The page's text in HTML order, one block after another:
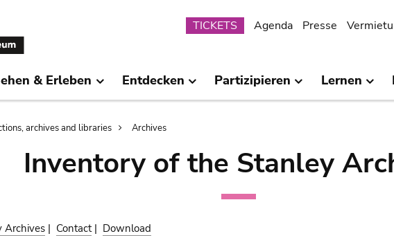
Submenu
TICKETS Agenda Presse
& Erleben Entdecken Partizipieren Lernen
archives and libraries Archives
Inventory of the Stanley
Archives | Contact| Download